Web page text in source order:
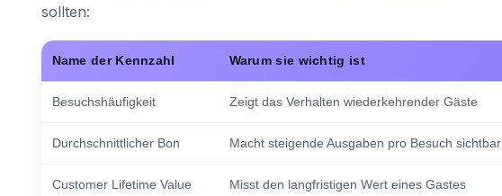
sollten:
Name der Kennzahl Warum sie wichtig ist
Besuchshäufigkeit Zeigt das Verhalten wiederkehrender Gäste
Durchschnittlicher Bon Macht steigende Ausgaben pro Besuch sichtbar
Customer Lifetime Value Misst den langfristigen Wert eines Gastes